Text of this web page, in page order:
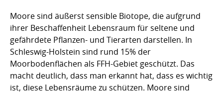
Moore sind äußerst sensible Biotope, die aufgrund
ihrer Beschaffenheit Lebensraum für seltene und
gefährdete Pflanzen- und Tierarten darstellen. In
Schleswig-Holstein sind rund 15% der
Moorbodenflächen als FFH-Gebiet geschützt. Das
macht deutlich, dass man erkannt hat, dass es wichtig
ist, diese Lebensräume zu schützen. Moore sind